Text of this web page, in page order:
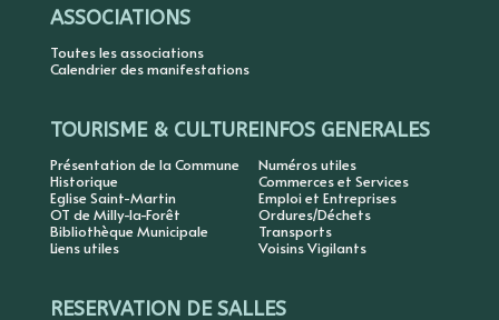
ASSOCIATIONS
Toutes les associations
Calendrier des manifestations
TOURISME & CULTURE
Présentation de la Commune
Historique
Eglise Saint-Martin
OT de Milly-la-Forêt
Bibliothèque Municipale
Liens utiles
INFOS GENERALES
Numéros utiles
Commerces et Services
Emploi et Entreprises
Ordures/Déchets
Transports
Voisins Vigilants
RESERVATION DE SALLES